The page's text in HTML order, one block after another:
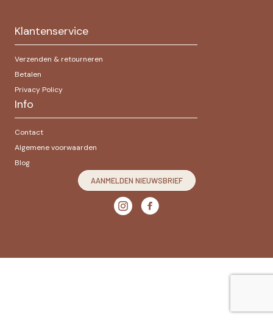
Klantenservice
Verzenden & retourneren
Betalen
Privacy Policy
Info
Contact
Algemene voorwaarden
Blog
AANMELDEN NIEUWSBRIEF